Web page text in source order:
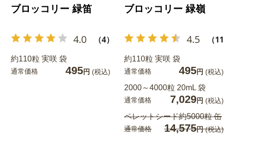
ブロッコリー 緑笛
4.0 （4）
約110粒 実咲 袋
通常価格 495円 (税込)
ブロッコリー 緑嶺
4.5 （11）
約110粒 実咲 袋
通常価格 495円 (税込)
2000～4000粒 20mL 袋
通常価格 7,029円 (税込)
ペレットシード約5000粒 缶
通常価格 14,575円(税込)